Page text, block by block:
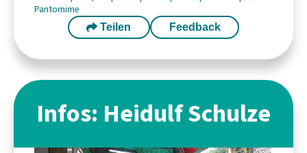
Pantomime
Teilen Feedback
Infos: Heidulf Schulze